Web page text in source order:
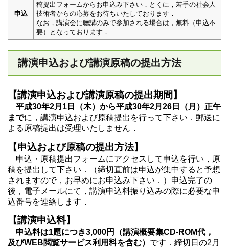
申込
稿提出フォームからお申込み下さい．とくに，若手の社会人
技術者からの応募をお待ちいたしております．
なお，講演会に聴講のみで参加される場合は，無料（申込不
要）となっております．
講演申込および講演原稿の提出方法
【講演申込および講演原稿の提出期間】
平成30年2月1日（木）から平成30年2月26日（月）正午
までに，講演申込および原稿提出を行って下さい．郵送に
よる原稿提出は受理いたしません．
【申込および原稿の提出方法】
申込・原稿提出フォームにアクセスして申込を行い，原
稿を提出して下さい．（締切直前は申込が集中すると予想
されますので，お早めにお申込み下さい．）申込完了の
後，電子メールにて，講演申込料振り込みの際に必要な申
込番号を連絡します．
【講演申込料】
申込料は1題につき3,000円（講演概要集CD-ROM代，
及びWEB閲覧サービス利用料を含む） です．締切日の2月